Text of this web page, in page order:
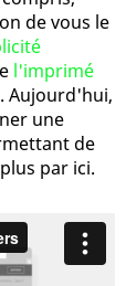
de vous le
l'imprimé
. Aujourd'hui,
une
de
par ici.